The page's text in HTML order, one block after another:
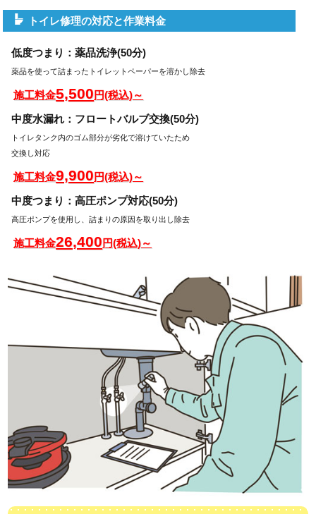
トイレ修理の対応と作業料金
低度つまり：薬品洗浄(50分)
薬品を使って詰まったトイレットペーパーを溶かし除去
施工料金5,500円(税込)～
中度水漏れ：フロートバルブ交換(50分)
トイレタンク内のゴム部分が劣化で溶けていたため
交換し対応
施工料金9,900円(税込)～
中度つまり：高圧ポンプ対応(50分)
高圧ポンプを使用し、詰まりの原因を取り出し除去
施工料金26,400円(税込)～